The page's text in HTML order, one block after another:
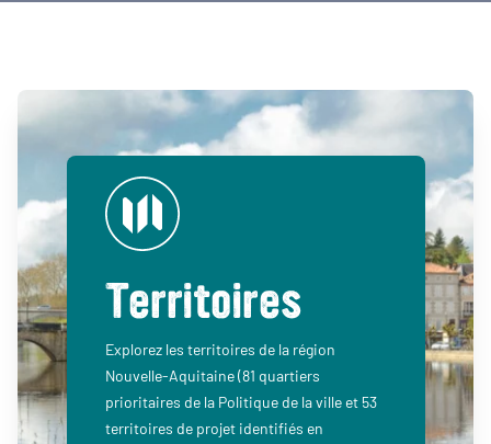
Territoires
Explorez les territoires de la région
Nouvelle-Aquitaine (81 quartiers
prioritaires de la Politique de la ville et 53
territoires de projet identifiés en